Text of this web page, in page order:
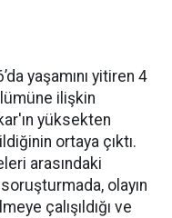
yaşamını yitiren 4
ilişkin
yüksekten
ortaya çıktı.
arasındaki
olayın
çalışıldığı ve